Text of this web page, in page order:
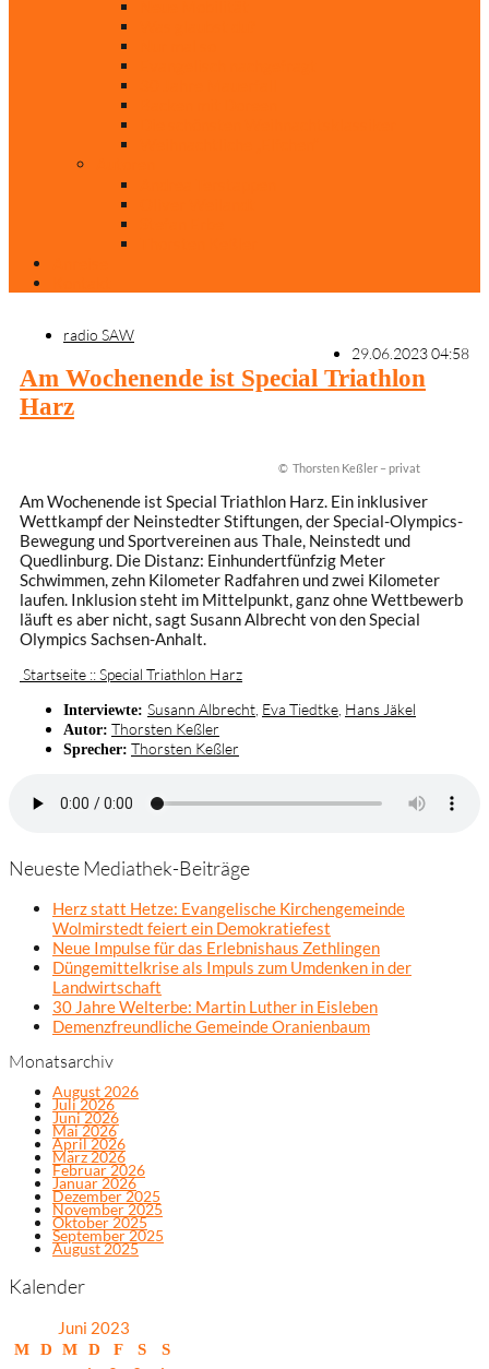
radio SAW
29.06.2023 04:58
Am Wochenende ist Special Triathlon
Harz
© Thorsten Keßler – privat
Am Wochenende ist Special Triathlon Harz. Ein inklusiver
Wettkampf der Neinstedter Stiftungen, der Special-Olympics-
Bewegung und Sportvereinen aus Thale, Neinstedt und
Quedlinburg. Die Distanz: Einhundertfünfzig Meter
Schwimmen, zehn Kilometer Radfahren und zwei Kilometer
laufen. Inklusion steht im Mittelpunkt, ganz ohne Wettbewerb
läuft es aber nicht, sagt Susann Albrecht von den Special
Olympics Sachsen-Anhalt.
Startseite :: Special Triathlon Harz
Interviewte: Susann Albrecht Eva Tiedtke Hans Jäkel
Autor: Thorsten Keßler
Sprecher: Thorsten Keßler
Neueste Mediathek-Beiträge
Herz statt Hetze: Evangelische Kirchengemeinde
Wolmirstedt feiert ein Demokratiefest
Neue Impulse für das Erlebnishaus Zethlingen
Düngemittelkrise als Impuls zum Umdenken in der
Landwirtschaft
30 Jahre Welterbe: Martin Luther in Eisleben
Demenzfreundliche Gemeinde Oranienbaum
Monatsarchiv
August 2026
Juli 2026
Juni 2026
Mai 2026
April 2026
März 2026
Februar 2026
Januar 2026
Dezember 2025
November 2025
Oktober 2025
September 2025
August 2025
Kalender
Juni 2023
M D M D F S S